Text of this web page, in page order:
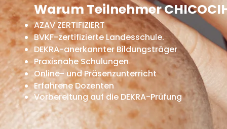
Warum Teilnehmer
AZAV ZERTIFIZIERT
BVKF-zertifizierte Landesschule.
DEKRA-anerkannter Bildungsträger
Praxisnahe Schulungen
Online- und Präsenzunterricht
Erfahrene Dozenten
Vorbereitung auf die DEKRA-Prüfung